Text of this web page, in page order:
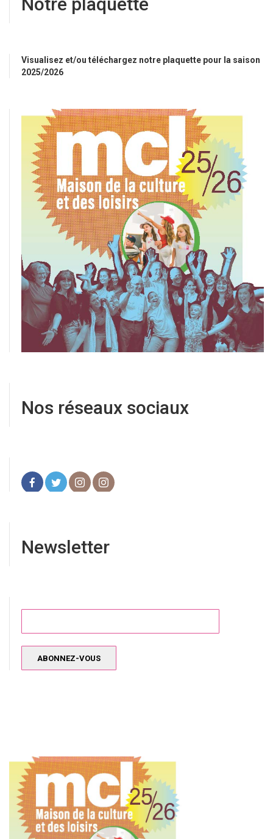
Visualisez et/ou téléchargez notre plaquette pour la saison
2025/2026
Nos réseaux sociaux
Newsletter